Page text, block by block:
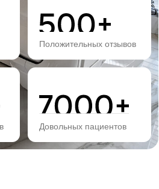
объединяя высокое
сервис